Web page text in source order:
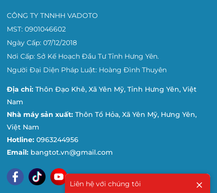
CÔNG TY TNNHH VADOTO
MST: 0901046602
Ngày Cấp: 07/12/2018
Nơi Cấp: Sở Kế Hoạch Đầu Tư Tỉnh Hưng Yên.
Người Đại Diện Pháp Luật: Hoàng Đình Thuyên
Địa chỉ: Thôn Đạo Khê, Xã Yên Mỹ, Tỉnh Hưng Yên, Việt
Nam
Nhà máy sản xuất: Thôn Tổ Hỏa, Xã Yên Mỹ, Hưng Yên,
Việt Nam
Hotline: 0963244956
Email: bangtot.vn@gmail.com
Liên hệ với chúng tôi